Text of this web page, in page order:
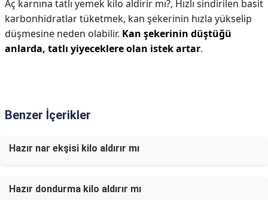
Aç karnına tatlı yemek kilo aldirir mı?, Hızlı sindirilen basit
karbonhidratlar tüketmek, kan şekerinin hızla yükselip
düşmesine neden olabilir. Kan şekerinin düştüğü
anlarda, tatlı yiyeceklere olan istek artar.
Benzer İçerikler
Hazır nar ekşisi kilo aldırır mı
Hazır dondurma kilo aldırır mı